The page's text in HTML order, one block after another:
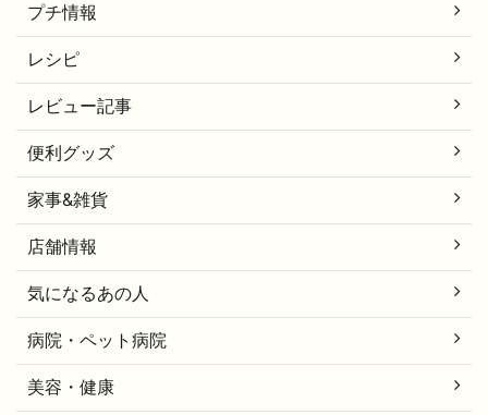
プチ情報
レシピ
レビュー記事
便利グッズ
家事&雑貨
店舗情報
気になるあの人
病院・ペット病院
美容・健康